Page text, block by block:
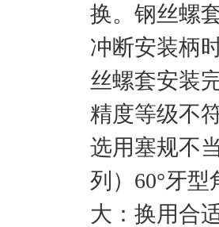
换。钢丝螺
冲断安装柄
丝螺套安装
精度等级不
选用塞规不
列）60°牙
大：换用合